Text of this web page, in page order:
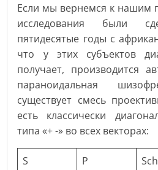
Если мы вернемся к нашим
исследования были
пятидесятые годы с
что у этих субъектов
получает, производится
параноидальная
существует смесь
есть классически
типа «+ -» во всех векторах:
S P Sch